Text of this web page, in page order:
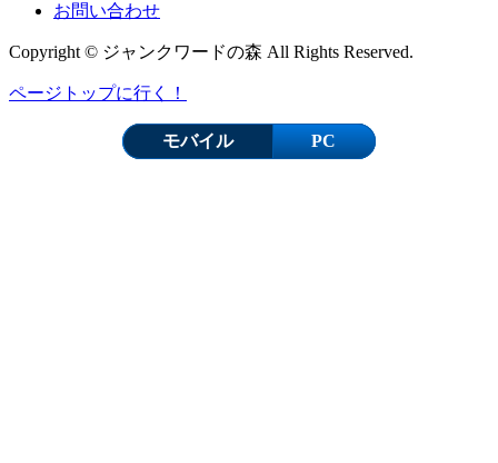
お問い合わせ
Copyright © ジャンクワードの森 All Rights Reserved.
ページトップに行く！
モバイル PC